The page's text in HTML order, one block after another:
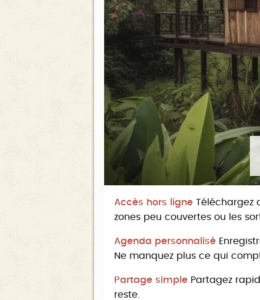
Accès hors ligne Téléchargez
zones peu couvertes ou les
Agenda personnalisé
Ne manquez plus ce qui
Partage simple Partagez
reste.